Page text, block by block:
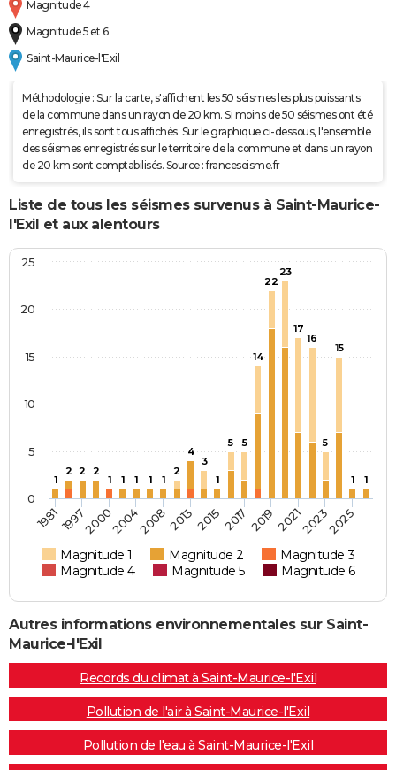
Magnitude 4
Magnitude 5 et 6
Saint-Maurice-l'Exil
Méthodologie : Sur la carte, s'affichent les 50 séismes les plus puissants
de la commune dans un rayon de 20 km. Si moins de 50 séismes ont été
enregistrés, ils sont tous affichés. Sur le graphique ci-dessous, l'ensemble
des séismes enregistrés sur le territoire de la commune et dans un rayon
de 20 km sont comptabilisés. Source : franceseisme.fr
Liste de tous les séismes survenus à Saint-Maurice-
l'Exil et aux alentours
1
2 2 2
1 1 1 1 1
2
4
3
1
5 5
14
22
23
17
16
5
15
1 1
Magnitude 1 Magnitude 2
Magnitude 3
Magnitude 4
Magnitude 5 Magnitude 6
19811997200020042008201320152017 2019202120232025
0
5
10
15
20
25
Autres informations environnementales sur Saint-
Maurice-l'Exil
Records du climat à Saint-Maurice-l'Exil
Pollution de l'air à Saint-Maurice-l'Exil
Pollution de l'eau à Saint-Maurice-l'Exil